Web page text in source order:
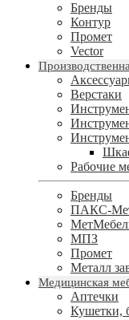
Бренды
Контур
Промет
Vector
Верстаки
Рабочие
Бренды
ПАКС-
МПЗ
Промет
Металл
Медицинская
Аптечки
Кушетки,